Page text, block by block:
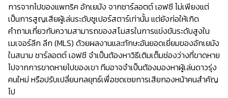
การจากไปของแพทริค อักเยมัง จากชาร์ลอตต์ เอฟซี ไม่เพียงแต่
เป็นการสูญเสียผู้เล่นระดับซูเปอร์สตาร์เท่านั้น แต่ยังก่อให้เกิด
คำถามเกี่ยวกับความสามารถของสโมสรในการแข่งขันระดับสูงใน
เมเจอร์ลีก ลีก (MLS) ด้วยผลงานและทักษะอันยอดเยี่ยมของอักเยมัง
ในสนาม ชาร์ลอตต์ เอฟซี จำเป็นต้องหาวิธีเติมเต็มช่องว่างที่ขาดหาย
ไปจากการขาดหายไปของเขา ทีมอาจจำเป็นต้องมองหาผู้เล่นดาวรุ่ง
คนใหม่ หรือปรับเปลี่ยนกลยุทธ์เพื่อชดเชยการเสียกองหน้าคนสำคัญ
ไป